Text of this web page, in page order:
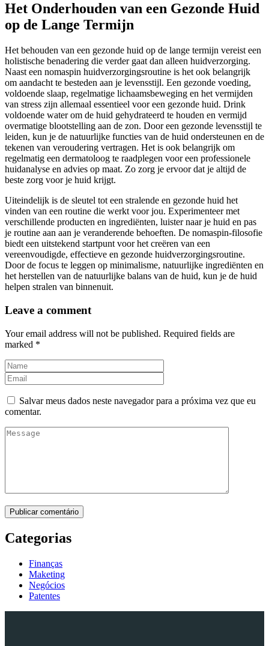
Het Onderhouden van een Gezonde Huid
op de Lange Termijn
Het behouden van een gezonde huid op de lange termijn vereist een
holistische benadering die verder gaat dan alleen huidverzorging.
Naast een nomaspin huidverzorgingsroutine is het ook belangrijk
om aandacht te besteden aan je levensstijl. Een gezonde voeding,
voldoende slaap, regelmatige lichaamsbeweging en het vermijden
van stress zijn allemaal essentieel voor een gezonde huid. Drink
voldoende water om de huid gehydrateerd te houden en vermijd
overmatige blootstelling aan de zon. Door een gezonde levensstijl te
leiden, kun je de natuurlijke functies van de huid ondersteunen en de
tekenen van veroudering vertragen. Het is ook belangrijk om
regelmatig een dermatoloog te raadplegen voor een professionele
huidanalyse en advies op maat. Zo zorg je ervoor dat je altijd de
beste zorg voor je huid krijgt.
Uiteindelijk is de sleutel tot een stralende en gezonde huid het
vinden van een routine die werkt voor jou. Experimenteer met
verschillende producten en ingrediënten, luister naar je huid en pas
je routine aan aan je veranderende behoeften. De nomaspin-filosofie
biedt een uitstekend startpunt voor het creëren van een
vereenvoudigde, effectieve en gezonde huidverzorgingsroutine.
Door de focus te leggen op minimalisme, natuurlijke ingrediënten en
het herstellen van de natuurlijke balans van de huid, kun je de huid
helpen stralen van binnenuit.
Leave a comment
Your email address will not be published. Required fields are
marked *
Salvar meus dados neste navegador para a próxima vez que eu
comentar.
Publicar comentário
Categorias
Finanças
Maketing
Negócios
Patentes